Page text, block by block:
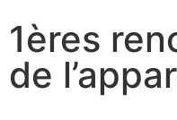
1ères
de